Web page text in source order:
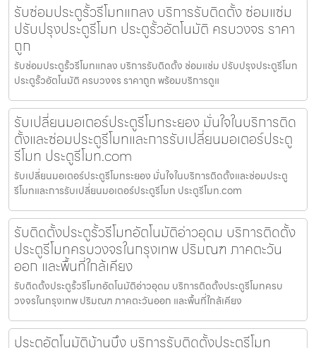
รับซ่อมประตูรั้วรีโมทแกลง บริการรับติดตั้ง ซ่อมแซ่ม
ปรับปรุงประตูรีโมท ประตูรั้วอัตโนมัติ ครบวงจร ราคา
ถูก
รับซ่อมประตูรั้วรีโมทแกลง บริการรับติดตั้ง ซ่อมแซ่ม ปรับปรุงประตูรีโมท
ประตูรั้วอัตโนมัติ ครบวงจร ราคาถูก พร้อมบริการดูแ
รับเปลี่ยนมอเตอร์ประตูรีโมทระยอง มั่นใจในบริการติด
ตั้งและซ่อมประตูรีโมทและการรับเปลี่ยนมอเตอร์ประตู
รีโมท ประตูรีโมท.com
รับเปลี่ยนมอเตอร์ประตูรีโมทระยอง มั่นใจในบริการติดตั้งและซ่อมประตู
รีโมทและการรับเปลี่ยนมอเตอร์ประตูรีโมท ประตูรีโมท.com
รับติดตั้งประตูรั้วรีโมทอัตโนมัติอ่าวอุดม บริการติดตั้ง
ประตูรีโมทครบวงจรในกรุงเทพ ปริมณฑ ภาคตะวัน
ออก และพื้นที่ใกล้เคียง
รับติดตั้งประตูรั้วรีโมทอัตโนมัติอ่าวอุดม บริการติดตั้งประตูรีโมทครบ
วงจรในกรุงเทพ ปริมณฑ ภาคตะวันออก และพื้นที่ใกล้เคียง
ประตูอัตโนมัติบ้านบึง บริการรับติดตั้งประตูรีโมท